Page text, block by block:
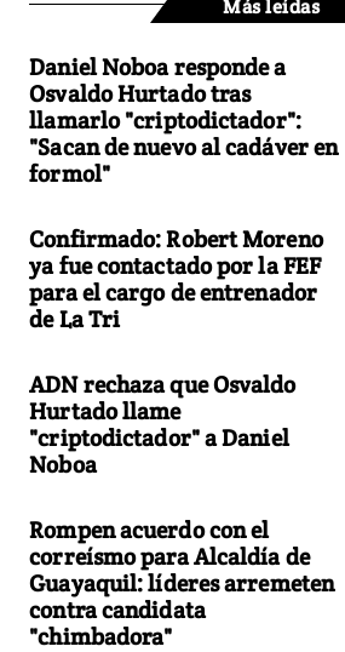
Más leídas
Daniel Noboa responde a
Osvaldo Hurtado tras
llamarlo "criptodictador":
"Sacan de nuevo al cadáver en
formol"
Confirmado: Robert Moreno
ya fue contactado por la FEF
para el cargo de entrenador
de La Tri
ADN rechaza que Osvaldo
Hurtado llame
"criptodictador" a Daniel
Noboa
Rompen acuerdo con el
correísmo para Alcaldía de
Guayaquil: líderes arremeten
contra candidata
"chimbadora"